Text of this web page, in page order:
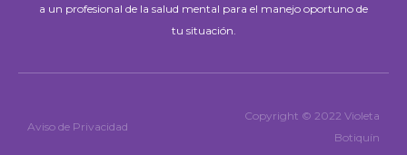
a un profesional de la salud mental para el manejo oportuno de
tu situación.
Aviso de Privacidad
Copyright © 2022 Violeta
Botiquín